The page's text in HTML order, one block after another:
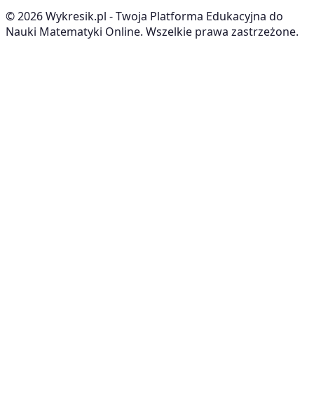
©2026Wykresik.pl - Twoja Platforma Edukacyjna do
Nauki Matematyki Online. Wszelkie prawa zastrzeżone.